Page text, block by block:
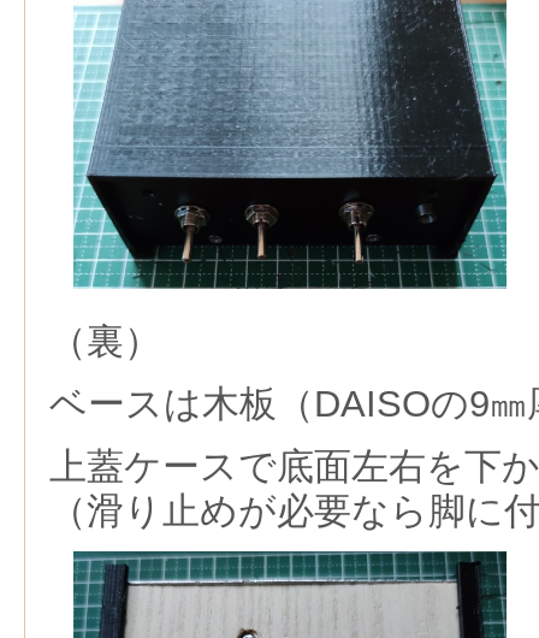
（裏）
ベースは木板（DAISOの9㎜
上蓋ケースで底面左右を下
（滑り止めが必要なら脚に